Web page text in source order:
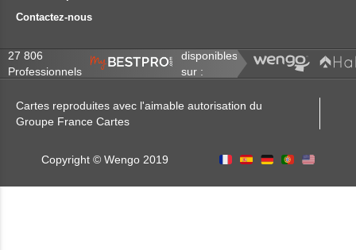
Contactez-nous
27 806
Professionnels
disponibles
sur :
Cartes reproduites avec l'aimable autorisation du
Groupe France Cartes
Copyright © Wengo 2019